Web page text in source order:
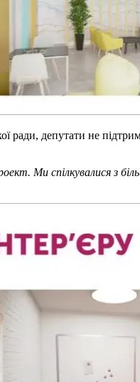
ради, депутати не
Ми спілкувалися з